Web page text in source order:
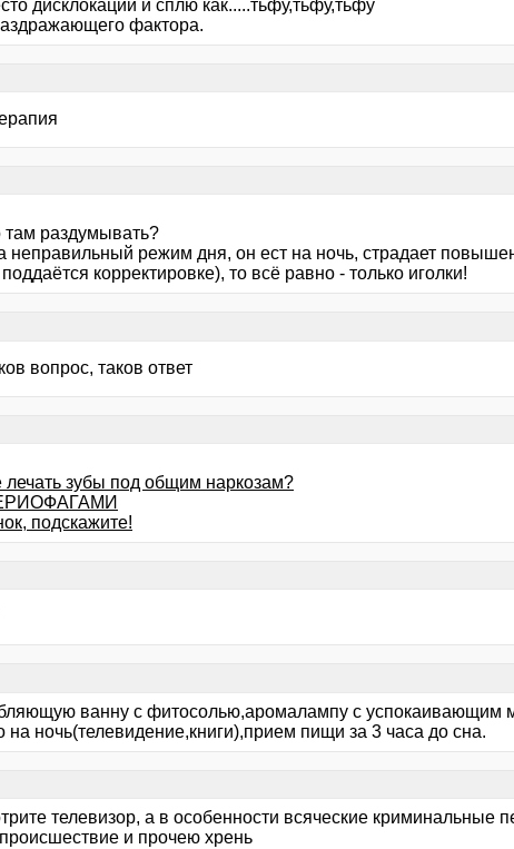
дисклокации и сплю как.....тьфу,тьфу,тьфу
фактора.
там раздумывать?
неправильный режим дня, он ест на ночь, страдает
корректировке), то всё равно - только иголки!
вопрос, таков ответ
зубы под общим наркозам?
подскажите!
ванну с фитосолью,аромалампу с успокаивающим
ночь(телевидение,книги),прием пищи за 3 часа до сна.
телевизор, а в особенности всяческие криминальные
и прочею хрень